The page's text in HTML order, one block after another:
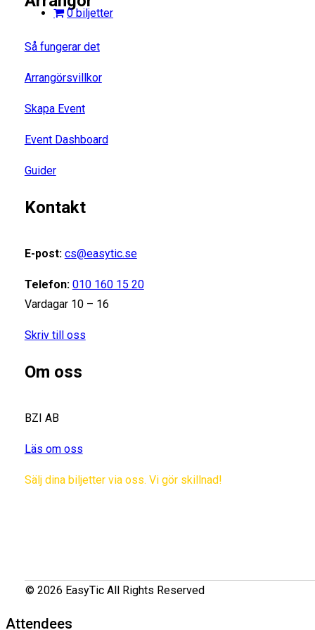
0 biljetter
Så fungerar det
Arrangörsvillkor
Skapa Event
Event Dashboard
Guider
Kontakt
E-post: cs@easytic.se
Telefon: 010 160 15 20
Vardagar 10 – 16
Skriv till oss
Om oss
BZI AB
Läs om oss
Sälj dina biljetter via oss. Vi gör skillnad!
© 2026 EasyTic All Rights Reserved
Attendees